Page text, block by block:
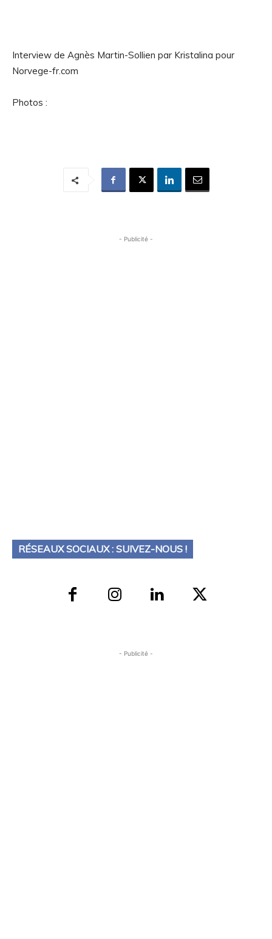
Interview de Agnès Martin-Sollien par Kristalina pour
Norvege-fr.com
Photos :
- Publicité -
RÉSEAUX SOCIAUX : SUIVEZ-NOUS !
- Publicité -